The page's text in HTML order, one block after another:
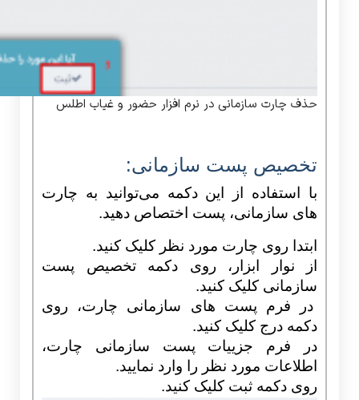
حذف چارت سازمانی در نرم افزار حضور و غیاب اطلس
تخصیص پست سازمانی:
با استفاده از این دکمه می‌توانید به چارت
های سازمانی، پست اختصاص دهید.
ابتدا روی چارت مورد نظر کلیک کنید.
از نوار ابزار، روی دکمه تخصیص پست
سازمانی کلیک کنید.
در فرم پست های سازمانی چارت، روی
دکمه درج کلیک کنید.
در فرم جزییات پست سازمانی چارت،
اطلاعات مورد نظر را وارد نمایید.
روی دکمه ثبت کلیک کنید.